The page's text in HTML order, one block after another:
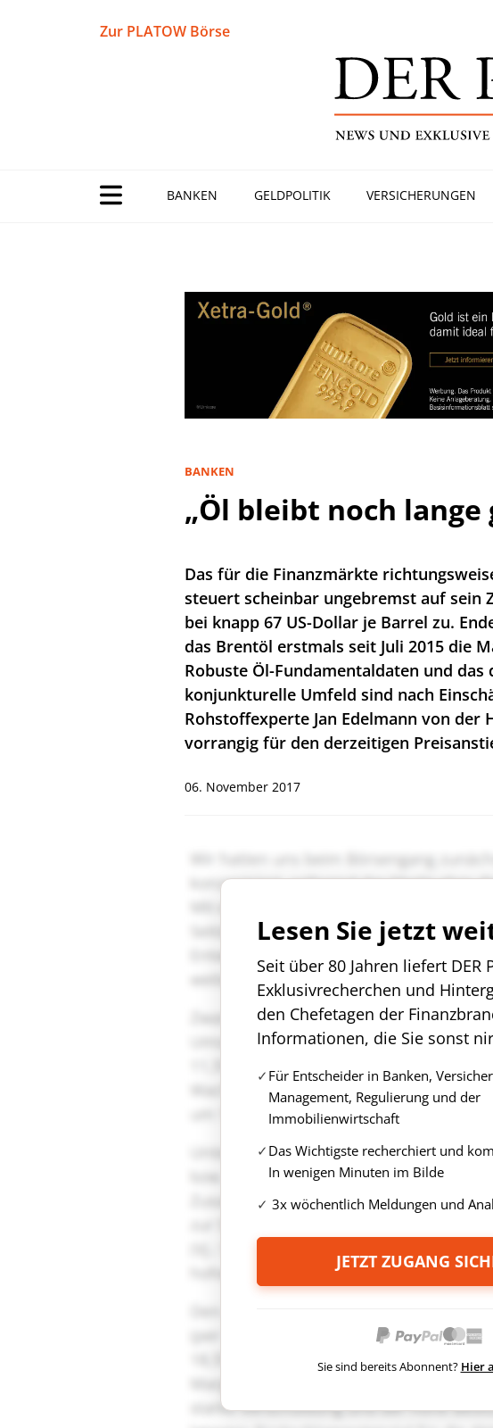
Zur PLATOW Börse
BANKEN GELDPOLITIK VERSICHERUNGEN
BANKEN
„Öl bleibt noch lange
Das für die Finanzmärkte
steuert scheinbar ungebremst auf sein
bei knapp 67 US-Dollar je Barrel zu.
das Brentöl erstmals seit Juli 2015 die
Robuste Öl-Fundamentaldaten und das
konjunkturelle Umfeld sind nach
Rohstoffexperte Jan Edelmann von der
vorrangig für den derzeitigen
06. November 2017
Lesen Sie jetzt
Seit über 80 Jahren liefert DER
Exklusivrecherchen und
den Chefetagen der
Informationen, die Sie sonst
Für Entscheider in Banken,
Management, Regulierung und der
Immobilienwirtschaft
Das Wichtigste recherchiert und
In wenigen Minuten im Bilde
3x wöchentlich Meldungen und
JETZT ZUGANG
Sie sind bereits Abonnent? Hier